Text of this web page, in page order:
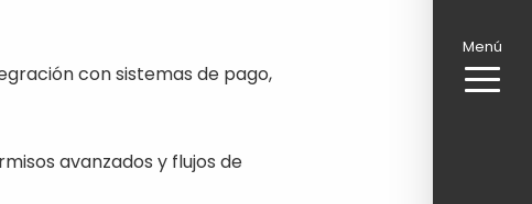
Menú
con sistemas de pago,
avanzados y flujos de